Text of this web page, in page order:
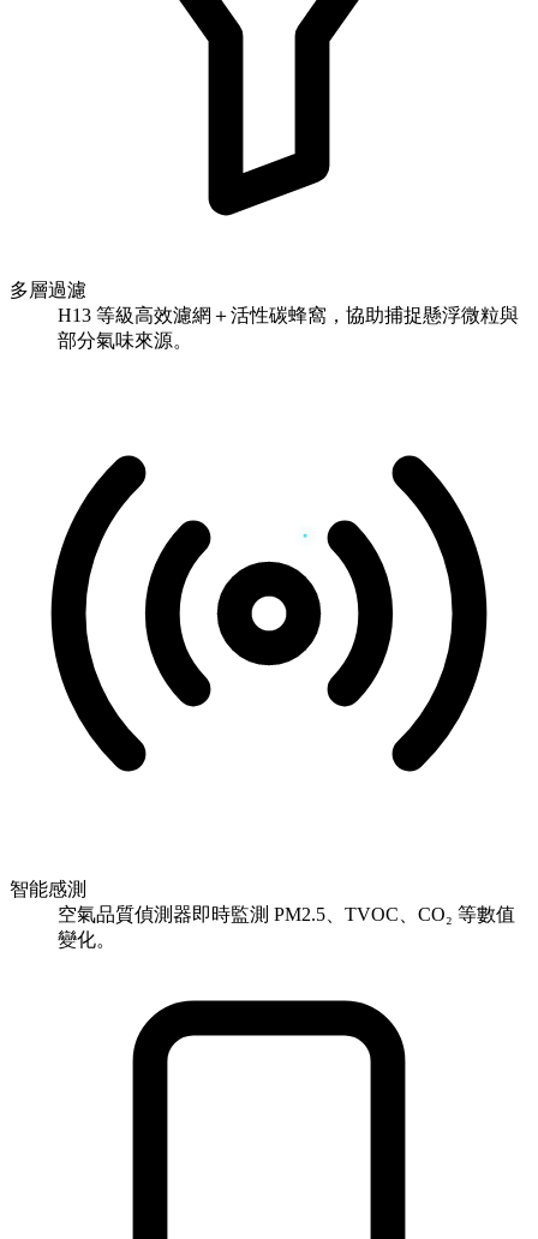
多層過濾
H13 等級高效濾網＋活性碳蜂窩，協助捕捉懸浮微粒與
部分氣味來源。
智能感測
空氣品質偵測器即時監測 PM2.5、TVOC、CO₂ 等數值
變化。